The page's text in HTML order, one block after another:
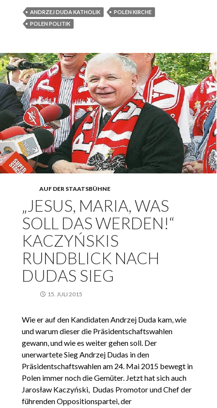
ANDRZEJ DUDA KATHOLIK
POLEN KIRCHE
POLEN POLITIK
AUF DER STAATSBÜHNE
„JESUS, MARIA, WAS
SOLL DAS WERDEN!“
KACZYŃSKIS
RUNDBLICK NACH
DUDAS SIEG
15. JULI 2015
Wie er auf den Kandidaten Andrzej Duda kam, wie
und warum dieser die Präsidentschaftswahlen
gewann, und wie es weiter gehen soll. Der
unerwartete Sieg Andrzej Dudas in den
Präsidentschaftswahlen am 24. Mai 2015 bewegt in
Polen immer noch die Gemüter. Jetzt hat sich auch
Jarosław Kaczyński, Dudas Promotor und Chef der
führenden Oppositionspartei, der